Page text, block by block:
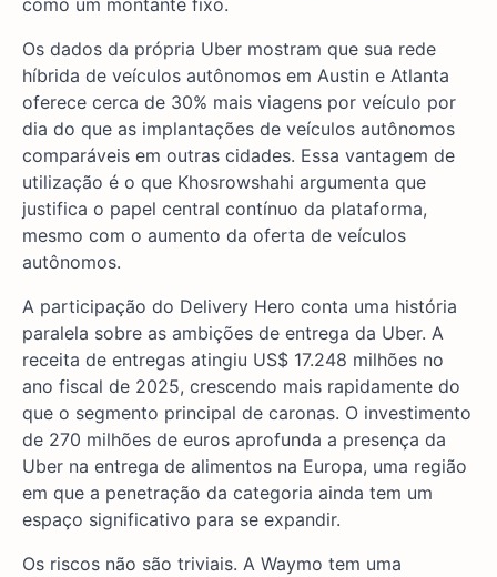
Os dados da própria Uber mostram que sua rede
híbrida de veículos autônomos em Austin e Atlanta
oferece cerca de 30% mais viagens por veículo por
dia do que as implantações de veículos autônomos
comparáveis em outras cidades. Essa vantagem de
utilização é o que Khosrowshahi argumenta que
justifica o papel central contínuo da plataforma,
mesmo com o aumento da oferta de veículos
autônomos.
A participação do Delivery Hero conta uma história
paralela sobre as ambições de entrega da Uber. A
receita de entregas atingiu US$ 17.248 milhões no
ano fiscal de 2025, crescendo mais rapidamente do
que o segmento principal de caronas. O investimento
de 270 milhões de euros aprofunda a presença da
Uber na entrega de alimentos na Europa, uma região
em que a penetração da categoria ainda tem um
espaço significativo para se expandir.
Os riscos não são triviais. A Waymo tem uma